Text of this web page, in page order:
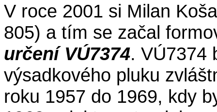
V roce 2001 si Milan
805) a tím se začal
určení VÚ7374. VÚ7374
výsadkového pluku
roku 1957 do 1969, kdy